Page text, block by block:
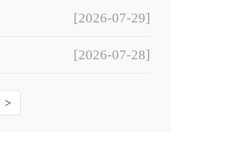
[2026-07-29]
[2026-07-28]
>